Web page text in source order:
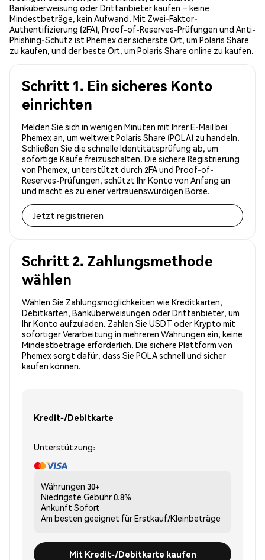
Banküberweisung oder Drittanbieter kaufen – keine
Mindestbeträge, kein Aufwand. Mit Zwei-Faktor-
Authentifizierung (2FA), Proof-of-Reserves-Prüfungen und Anti-
Phishing-Schutz ist Phemex der sicherste Ort, um Polaris Share
zu kaufen, und der beste Ort, um Polaris Share online zu kaufen.
Schritt 1. Ein sicheres Konto
einrichten
Melden Sie sich in wenigen Minuten mit Ihrer E-Mail bei
Phemex an, um weltweit Polaris Share (POLA) zu handeln.
Schließen Sie die schnelle Identitätsprüfung ab, um
sofortige Käufe freizuschalten. Die sichere Registrierung
von Phemex, unterstützt durch 2FA und Proof-of-
Reserves-Prüfungen, schützt Ihr Konto von Anfang an
und macht es zu einer vertrauenswürdigen Börse.
Jetzt registrieren
Schritt 2. Zahlungsmethode
wählen
Wählen Sie Zahlungsmöglichkeiten wie Kreditkarten,
Debitkarten, Banküberweisungen oder Drittanbieter, um
Ihr Konto aufzuladen. Zahlen Sie USDT oder Krypto mit
sofortiger Verarbeitung in mehreren Währungen ein, keine
Mindestbeträge erforderlich. Die sichere Plattform von
Phemex sorgt dafür, dass Sie POLA schnell und sicher
kaufen können.
Kredit-/Debitkarte
Unterstützung:
Währungen 30+
Niedrigste Gebühr0.8%
Ankunft Sofort
Am besten geeignet fürErstkauf/Kleinbeträge
Mit Kredit-/Debitkarte kaufen